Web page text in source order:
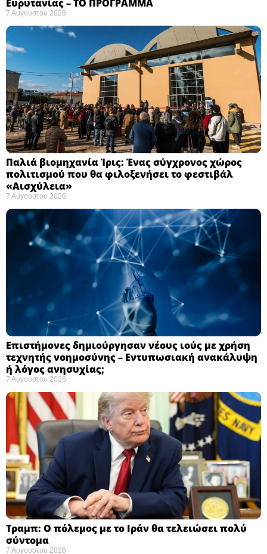
Ευρυτανίας – ΤΟ ΠΡΟΓΡΑΜΜΑ
7 Αυγούστου 2026
Παλιά βιομηχανία Ίρις: Ένας σύγχρονος χώρος
πολιτισμού που θα φιλοξενήσει το φεστιβάλ
«Αισχύλεια» ​
7 Αυγούστου 2026
Επιστήμονες δημιούργησαν νέους ιούς με χρήση
τεχνητής νοημοσύνης – Εντυπωσιακή ανακάλυψη
ή λόγος ανησυχίας; ​
7 Αυγούστου 2026
Τραμπ: Ο πόλεμος με το Ιράν θα τελειώσει πολύ
σύντομα ​
7 Αυγούστου 2026